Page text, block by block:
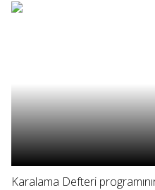
Karalama Defteri